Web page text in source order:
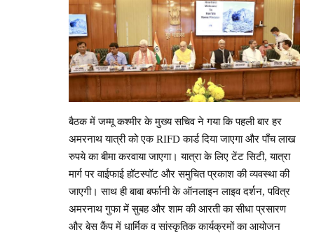
बैठक में जम्मू कश्मीर के मुख्य सचिव ने गया कि पहली बार हर
अमरनाथ यात्री को एक RIFD कार्ड दिया जाएगा और पाँच लाख
रुपये का बीमा करवाया जाएगा। यात्रा के लिए टेंट सिटी, यात्रा
मार्ग पर वाईफाई हॉटस्पॉट और समुचित प्रकाश की व्यवस्था की
जाएगी। साथ ही बाबा बर्फानी के ऑनलाइन लाइव दर्शन, पवित्र
अमरनाथ गुफा में सुबह और शाम की आरती का सीधा प्रसारण
और बेस कैंप में धार्मिक व सांस्कृतिक कार्यक्रमों का आयोजन